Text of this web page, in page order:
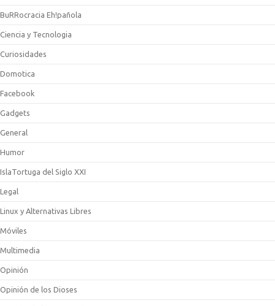
BuRRocracia Eh!pañola
Ciencia y Tecnologia
Curiosidades
Domotica
Facebook
Gadgets
General
Humor
IslaTortuga del Siglo XXI
Legal
Linux y Alternativas Libres
Móviles
Multimedia
Opinión
Opinión de los Dioses